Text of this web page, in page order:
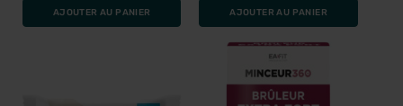
AJOUTER AU PANIER AJOUTER AU PANIER